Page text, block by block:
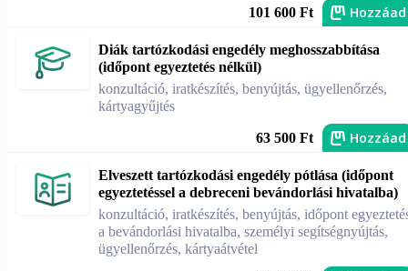
101 600 Ft Hozzáad
Diák tartózkodási engedély meghosszabbítása
(időpont egyeztetés nélkül)
konzultáció, iratkészítés, benyújtás, ügyellenőrzés,
kártyagyűjtés
63 500 Ft Hozzáad
Elveszett tartózkodási engedély pótlása (időpont
egyeztetéssel a debreceni bevándorlási hivatalba)
konzultáció, iratkészítés, benyújtás, időpont
a bevándorlási hivatalba, személyi segítségnyújtás,
ügyellenőrzés, kártyaátvétel